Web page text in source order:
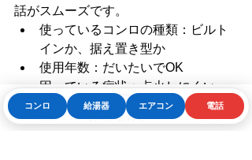
話がスムーズです。
使っているコンロの種類：ビルト
インか、据え置き型か
使用年数：だいたいでOK
困っている症状：点火しにくい、
火が弱い、におう、暑さがこもる
など
Phone お問い合わせフォーム LINE
コンロ 給湯器 エアコン 電話